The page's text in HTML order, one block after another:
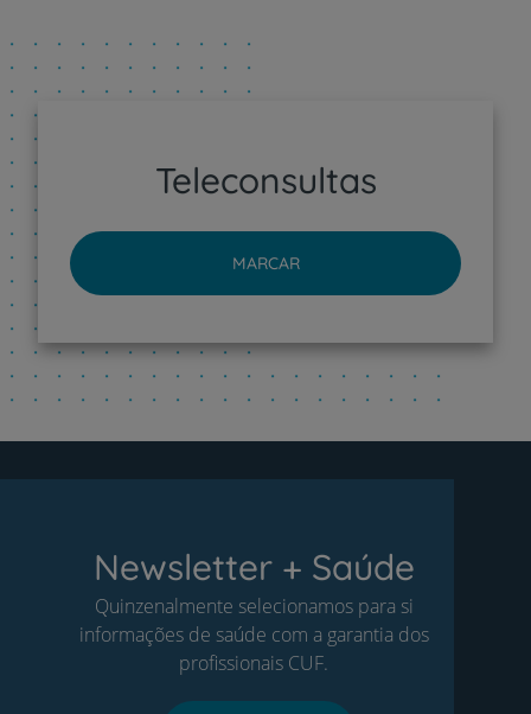
Teleconsultas
MARCAR
Newsletter + Saúde
Quinzenalmente selecionamos para si
informações de saúde com a garantia dos
profissionais CUF.